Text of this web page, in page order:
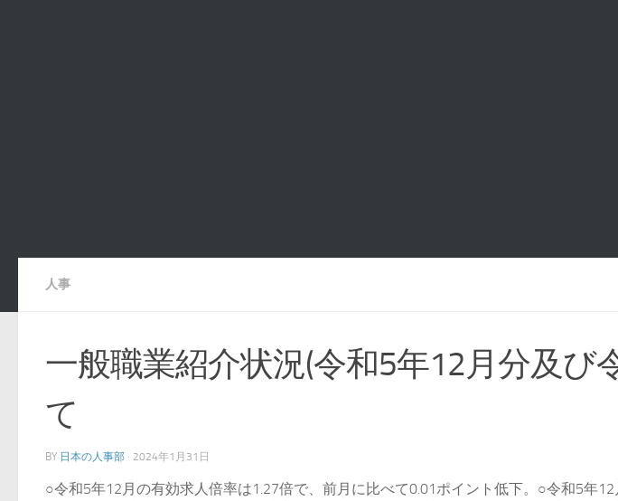
人事
一般職業紹介状況(令和5年12月分及び
て
BY 日本の人事部 · 2024年1月31日
○令和5年12月の有効求人倍率は1.27倍で、前月に比べて0.01ポイント低下。○令和5年